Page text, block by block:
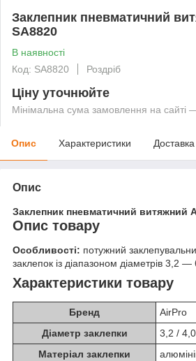
Заклепник пневматичний
SA8820
В наявності
Код: SA8820
Роздріб
Ціну уточнюйте
Мінімальна сума замовлення на сайті
Опис Характеристики Доставка
Опис
Заклепник пневматичний витяжний
Опис товару
Особливості: потужний
заклепок із діапазоном діаметрів 3,2
Характеристики товару
Бренд
AirPro
Діаметр заклепки
3,2 /
Матеріал заклепки